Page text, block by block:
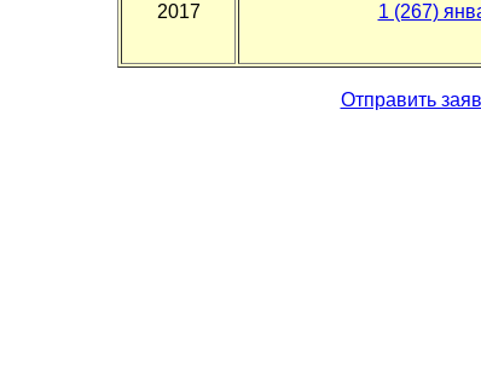
2017 1 (267)
Отправить